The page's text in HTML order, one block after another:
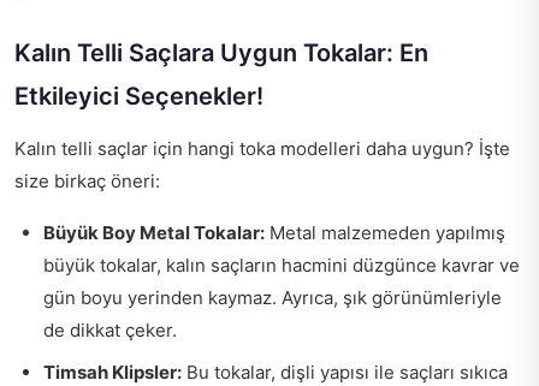
Kalın Telli Saçlara Uygun Tokalar: En
Etkileyici Seçenekler!
Kalın telli saçlar için hangi toka modelleri daha uygun? İşte
size birkaç öneri:
Büyük Boy Metal Tokalar: Metal malzemeden yapılmış
büyük tokalar, kalın saçların hacmini düzgünce kavrar ve
gün boyu yerinden kaymaz. Ayrıca, şık görünümleriyle
de dikkat çeker.
Timsah Klipsler: Bu tokalar, dişli yapısı ile saçları sıkıca